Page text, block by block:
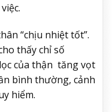
“chịu nhiệt tốt”.
thấy chỉ số
của thận tăng vọt
bình thường, cảnh
hiểm.